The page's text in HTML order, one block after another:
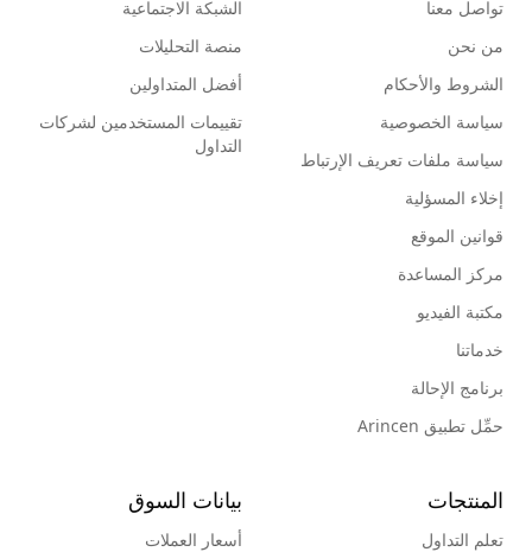
تواصل معنا
من نحن
الشروط والأحكام
سياسة الخصوصية
سياسة ملفات تعريف الإرتباط
إخلاء المسؤلية
قوانين الموقع
مركز المساعدة
مكتبة الفيديو
خدماتنا
برنامج الإحالة
حمِّل تطبيق Arincen
الشبكة الاجتماعية
منصة التحليلات
أفضل المتداولين
تقييمات المستخدمين لشركات
التداول
المنتجات
تعلم التداول
بيانات السوق
أسعار العملات